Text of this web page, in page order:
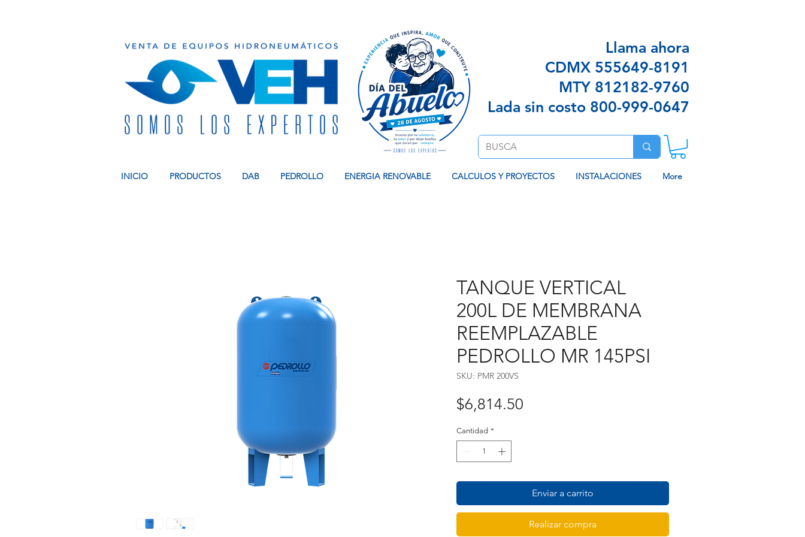
Llama ahora
CDMX 555649-8191
MTY 812182-9760
Lada sin costo 800-999-0647
INICIO PRODUCTOS DAB PEDROLLO ENERGIA RENOVABLE CALCULOS Y PROYECTOS INSTALACIONES More
TANQUE VERTICAL
200L DE MEMBRANA
REEMPLAZABLE
PEDROLLO MR 145PSI
SKU: PMR 200VS
$6,814.50
Cantidad *
Enviar a carrito
Realizar compra